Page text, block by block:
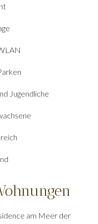
Jugendliche
am Meer der